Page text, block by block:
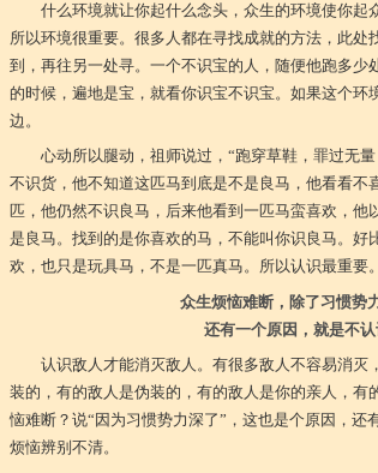
什么环境就让你起什么念头，众生的环境使你起
所以环境很重要。很多人都在寻找成就的方法，此处
到，再往另一处寻。一个不识宝的人，随便他跑多少
的时候，遍地是宝，就看你识宝不识宝。如果这个环
边。
心动所以腿动，祖师说过，“跑穿草鞋，罪过无
不识货，他不知道这匹马到底是不是良马，他看看不
匹，他仍然不识良马，后来他看到一匹马蛮喜欢，他
是良马。找到的是你喜欢的马，不能叫你识良马。好
欢，也只是玩具马，不是一匹真马。所以认识最重要。
众生烦恼难断，除了习惯势
还有一个原因，就是不
认识敌人才能消灭敌人。有很多敌人不容易消灭
装的，有的敌人是伪装的，有的敌人是你的亲人，有
恼难断？说“因为习惯势力深了”，这也是个原因，还
烦恼辨别不清。